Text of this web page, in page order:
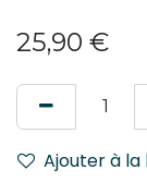
25,90 €
Ajouter à la